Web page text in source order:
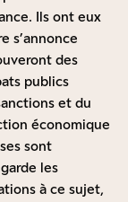
Ils ont eux
s’annonce
des
publics
et du
économique
sont
les
à ce sujet,